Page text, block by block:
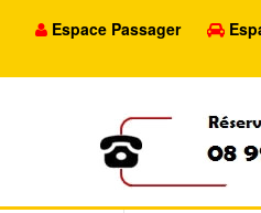
Espace Passager